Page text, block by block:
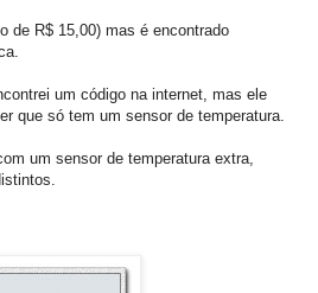
de R$ 15,00) mas é encontrado
um código na internet, mas ele
que só tem um sensor de temperatura.
um sensor de temperatura extra,